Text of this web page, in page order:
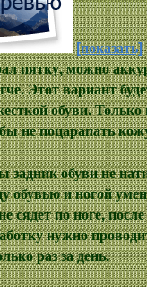
[показать]
пятку, можно
Этот вариант
обуви.
не поцарапать
обуви не
и ногой
сядет по ноге,
нужно
раз за день.